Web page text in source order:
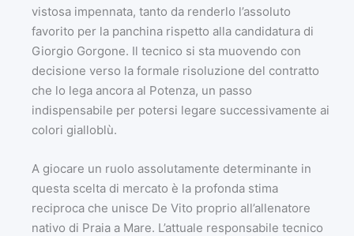
vistosa impennata, tanto da renderlo l’assoluto
favorito per la panchina rispetto alla candidatura di
Giorgio Gorgone. Il tecnico si sta muovendo con
decisione verso la formale risoluzione del contratto
che lo lega ancora al Potenza, un passo
indispensabile per potersi legare successivamente ai
colori gialloblù.
A giocare un ruolo assolutamente determinante in
questa scelta di mercato è la profonda stima
reciproca che unisce De Vito proprio all’allenatore
nativo di Praia a Mare. L’attuale responsabile tecnico